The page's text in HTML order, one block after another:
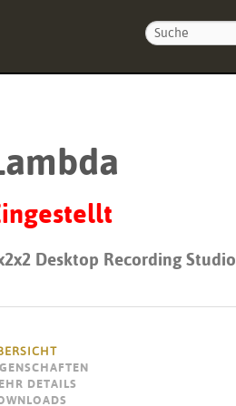
Desktop Recording Studio
DETAILS